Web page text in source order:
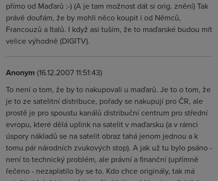
přímo od Maďarů :-) (A je tam možnost dát si orig. znění) Tak
právě doufám, že by mohli něco koupit i od Němců,
Francouzů a Italů. I když asi tuším, že to maďarské budou mít
velice výhodně (DIGITV).
Anonym (16.12.2007 11:51:43)
To není o tom, že by to nakupovali u maďarů. Je to o tom, že
je to ze satelitní distribuce, pořady se nakupují pro ČR, ale
prostě je pro spoustu kanálů distribuční centrum pro střední
evropu, které dělá uplink na satelit v maďarsku (a v rámci
úspory nákladů se na satelit obraz tahá jenom jednou a k
tomu pár národních zvukových stop). A jak už tu bylo psáno -
není to technický problém, ale právní a finanční (upřímně
řečeno - nezaplatilo by se to. Kdo chce originály, tak má